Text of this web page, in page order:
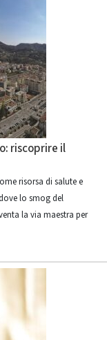
riscoprire il
risorsa di salute e
lo smog del
la via maestra per